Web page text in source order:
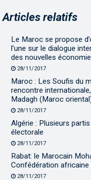
Articles relatifs
Le Maroc se propose
l’une sur le dialogue
des nouvelles
28/11/2017
Maroc : Les Soufis du
rencontre
Madagh (Maroc
28/11/2017
Algérie : Plusieurs
électorale
28/11/2017
Rabat: le Marocain
Confédération
28/11/2017